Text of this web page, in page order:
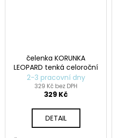
čelenka KORUNKA
LEOPARD tenká celoroční
2-3 pracovní dny
329 Kč bez DPH
329 Kč
DETAIL
ČEPICE
HOMELLES
LEHKÁ
(RŮZNÉ